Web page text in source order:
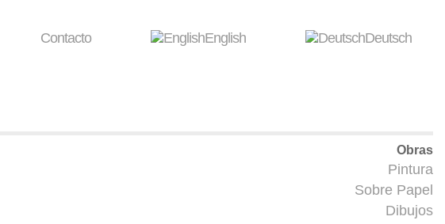
Contacto English Deutsch
Obras
Pintura
Sobre Papel
Dibujos